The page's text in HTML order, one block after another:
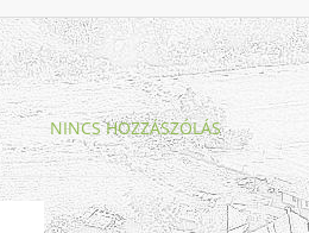
NINCS HOZZÁSZÓLÁS